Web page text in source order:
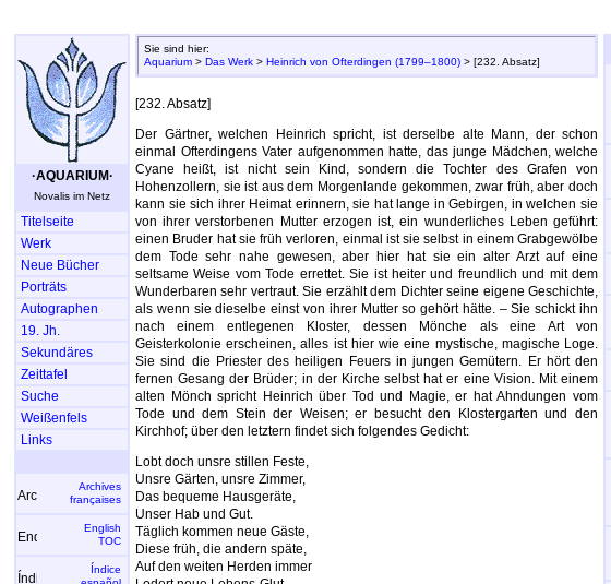
·AQUARIUM·
Novalis im Netz
Titelseite
Werk
Neue Bücher
Porträts
Autographen
19. Jh.
Sekundäres
Zeittafel
Suche
Weißenfels
Links
Archives
françaises
English
TOC
Índice
Sie sind hier:
Aquarium > Das Werk > Heinrich von Ofterdingen (1799–1800) > [232. Absatz]
[232. Absatz]
Der Gärtner, welchen Heinrich spricht, ist derselbe alte Mann, der schon
einmal Ofterdingens Vater aufgenommen hatte, das junge Mädchen, welche
Cyane heißt, ist nicht sein Kind, sondern die Tochter des Grafen von
Hohenzollern, sie ist aus dem Morgenlande gekommen, zwar früh, aber doch
kann sie sich ihrer Heimat erinnern, sie hat lange in Gebirgen, in welchen sie
von ihrer verstorbenen Mutter erzogen ist, ein wunderliches Leben geführt:
einen Bruder hat sie früh verloren, einmal ist sie selbst in einem Grabgewölbe
dem Tode sehr nahe gewesen, aber hier hat sie ein alter Arzt auf eine
seltsame Weise vom Tode errettet. Sie ist heiter und freundlich und mit dem
Wunderbaren sehr vertraut. Sie erzählt dem Dichter seine eigene Geschichte,
als wenn sie dieselbe einst von ihrer Mutter so gehört hätte. – Sie schickt ihn
nach einem entlegenen Kloster, dessen Mönche als eine Art von
Geisterkolonie erscheinen, alles ist hier wie eine mystische, magische Loge.
Sie sind die Priester des heiligen Feuers in jungen Gemütern. Er hört den
fernen Gesang der Brüder; in der Kirche selbst hat er eine Vision. Mit einem
alten Mönch spricht Heinrich über Tod und Magie, er hat Ahndungen vom
Tode und dem Stein der Weisen; er besucht den Klostergarten und den
Kirchhof; über den letztern findet sich folgendes Gedicht:
Lobt doch unsre stillen Feste,
Unsre Gärten, unsre Zimmer,
Das bequeme Hausgeräte,
Unser Hab und Gut.
Täglich kommen neue Gäste,
Diese früh, die andern späte,
Auf den weiten Herden immer